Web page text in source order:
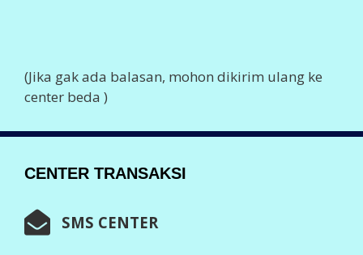
(Jika gak ada balasan, mohon dikirim ulang ke
center beda )
CENTER TRANSAKSI
SMS CENTER